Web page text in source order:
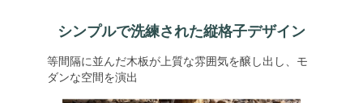
シンプルで洗練された縦格子デザイン
等間隔に並んだ木板が上質な雰囲気を醸し出し、モ
ダンな空間を演出